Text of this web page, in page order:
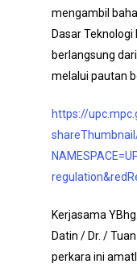
mengambil
Dasar
berlangsung dari
melalui pautan
https://
Kerjasama
Datin / Dr. /
perkara ini